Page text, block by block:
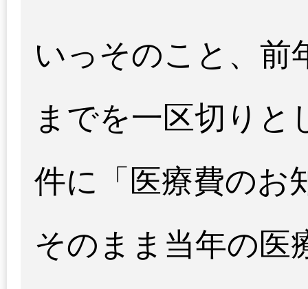
いっそのこと、前
までを一区切りと
件に「医療費のお
そのまま当年の医